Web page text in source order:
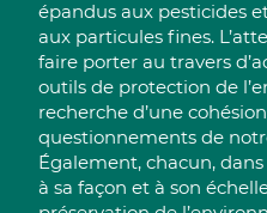
épandus aux pesticides
aux particules fines.
faire porter au travers
outils de protection de
recherche d’une
questionnements de
Également, chacun,
à sa façon et à son